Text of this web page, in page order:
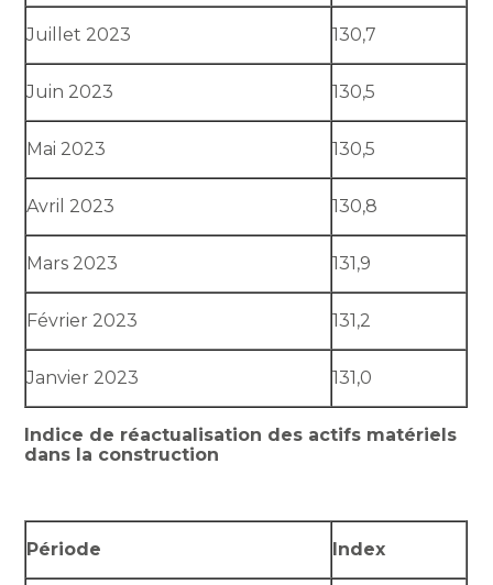
Juillet 2023 130,7
Juin 2023 130,5
Mai 2023 130,5
Avril 2023 130,8
Mars 2023 131,9
Février 2023 131,2
Janvier 2023 131,0
Indice de réactualisation des actifs matériels
dans la construction
Période Index